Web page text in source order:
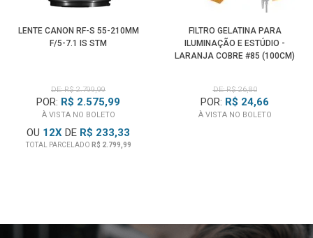
LENTE CANON RF-S 55-210MM
F/5-7.1 IS STM
DE: R$ 2.799,99
POR: R$ 2.575,99
À VISTA NO BOLETO
OU 12X DE R$ 233,33
TOTAL PARCELADO R$ 2.799,99
FILTRO GELATINA PARA
ILUMINAÇÃO E ESTÚDIO -
LARANJA COBRE #85 (100CM)
DE: R$ 26,80
POR: R$ 24,66
À VISTA NO BOLETO